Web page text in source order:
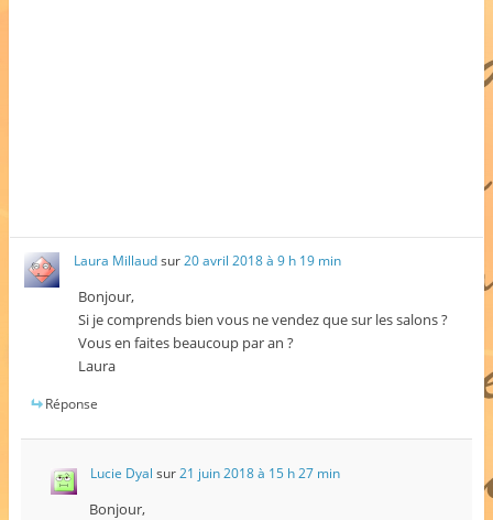
Laura Millaudsur20 avril 2018 à 9 h 19 min
Bonjour,
Si je comprends bien vous ne vendez que sur les salons ?
Vous en faites beaucoup par an ?
Laura
Réponse
Lucie Dyal sur21 juin 2018 à 15 h 27 min
Bonjour,